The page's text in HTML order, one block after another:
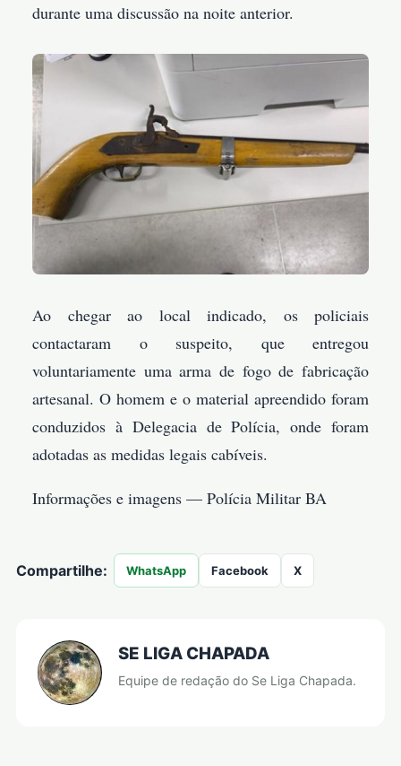
durante uma discussão na noite anterior.
Ao chegar ao local indicado, os policiais
contactaram o suspeito, que entregou
voluntariamente uma arma de fogo de fabricação
artesanal. O homem e o material apreendido foram
conduzidos à Delegacia de Polícia, onde foram
adotadas as medidas legais cabíveis.
Informações e imagens — Polícia Militar BA
Compartilhe: WhatsApp Facebook X
SE LIGA CHAPADA
Equipe de redação do Se Liga Chapada.